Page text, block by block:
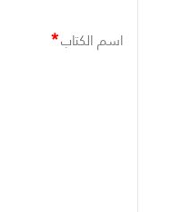
اسم الكتاب*